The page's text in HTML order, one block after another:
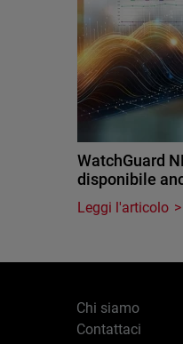
WatchGuard
disponibile
Leggi l'articolo
Chi siamo
Contattaci